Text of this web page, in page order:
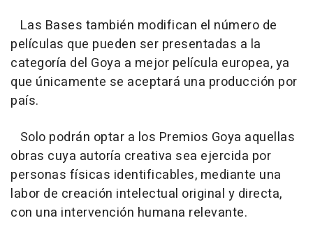
Las Bases también modifican el número de
películas que pueden ser presentadas a la
categoría del Goya a mejor película europea, ya
que únicamente se aceptará una producción por
país.
Solo podrán optar a los Premios Goya aquellas
obras cuya autoría creativa sea ejercida por
personas físicas identificables, mediante una
labor de creación intelectual original y directa,
con una intervención humana relevante.